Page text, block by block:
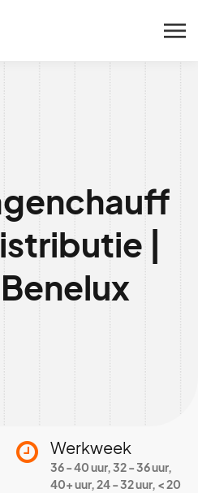
|
Werkweek
36 - 40 uur, 32 - 36 uur,
40+ uur, 24 - 32 uur, < 20